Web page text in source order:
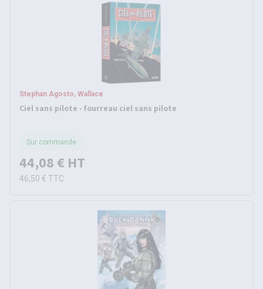
Stephan Agosto, Wallace
Ciel sans pilote - fourreau ciel sans pilote
Sur commande
44,08 € HT
46,50 € TTC